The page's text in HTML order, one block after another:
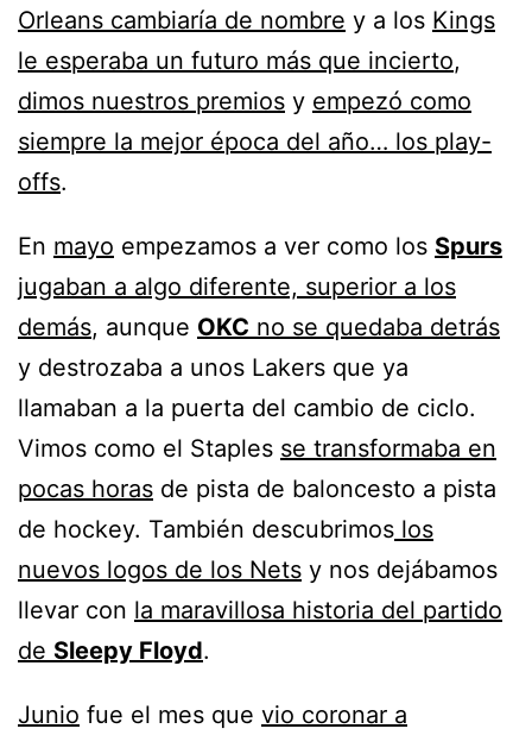
Orleans cambiaría de nombre y a los Kings
le esperaba un futuro más que incierto,
dimos nuestros premios y empezó como
siempre la mejor época del año… los play-
offs.
En mayo empezamos a ver como los Spurs
jugaban a algo diferente, superior a los
demás, aunque OKC no se quedaba detrás
y destrozaba a unos Lakers que ya
llamaban a la puerta del cambio de ciclo.
Vimos como el Staples se transformaba en
pocas horas de pista de baloncesto a pista
de hockey. También descubrimos los
nuevos logos de los Nets y nos dejábamos
llevar con la maravillosa historia del partido
de Sleepy Floyd.
Junio fue el mes que vio coronar a